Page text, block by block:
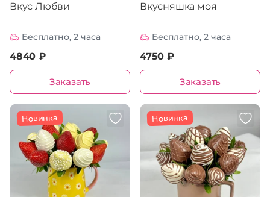
Вкус Любви
Бесплатно, 2 часа
4840 ₽
Заказать
Вкусняшка моя
Бесплатно, 2 часа
4750 ₽
Заказать
Новинка Новинка